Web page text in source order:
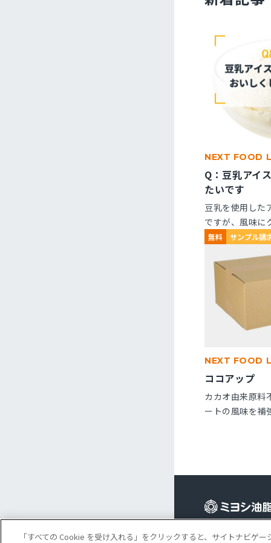
NEXT FOOD
Q：豆乳アイ
たいです
豆乳を使用した
ですが、風味に
くなりません
無料 サンプル請
NEXT FOOD
ココアップ
カカオ由来原料
ートの風味を補
「すべての Cookie を受け入れる」をクリックすると、サイトナビゲ